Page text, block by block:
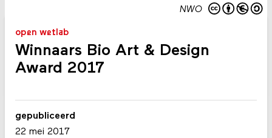
NWO
open wetlab
Winnaars Bio Art & Design
Award 2017
gepubliceerd
22 mei 2017